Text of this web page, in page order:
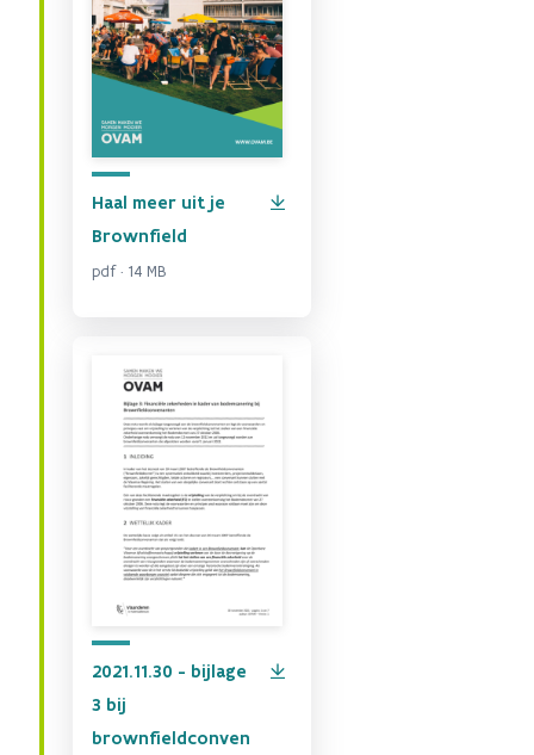
Haal meer uit je
Brownfield
pdf · 14 MB
2021.11.30 - bijlage
3 bij
brownfieldconven